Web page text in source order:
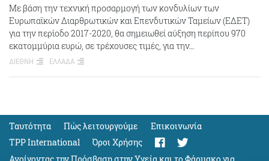
Με βάση την τεχνική προσαρμογή των κονδυλίων των
Ευρωπαϊκών Διαρθρωτικών και Επενδυτικών Ταμείων (ΕΔΕΤ)
για την περίοδο 2017-2020, θα σημειωθεί αύξηση περίπου 970
εκατομμύρια ευρώ, σε τρέχουσες τιμές, για την…
ΔΙΕΘΝΗ ΕΛΛΑΔΑ
Ταυτότητα Πώς λειτουργούμε
Eπικοινωνία
TPP International
Όροι Χρήσης